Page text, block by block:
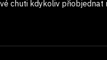
chuti kdykoliv přiobjednat